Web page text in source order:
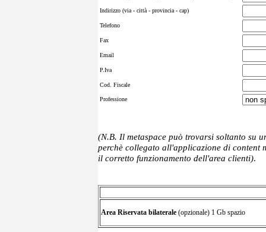
Indirizzo (via - città - provincia - cap)
Telefono
Fax
Email
P.Iva
Cod. Fiscale
Professione
(N.B. Il metaspace può trovarsi soltanto su
perchè collegato all'applicazione di content
il corretto funzionamento dell'area clienti).
Area Riservata bilaterale (opzionale) 1 Gb spazio